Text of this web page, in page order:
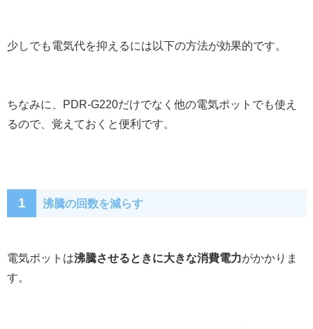
少しでも電気代を抑えるには以下の方法が効果的です。
ちなみに、PDR-G220だけでなく他の電気ポットでも使え
るので、覚えておくと便利です。
1 沸騰の回数を減らす
電気ポットは沸騰させるときに大きな消費電力がかかりま
す。